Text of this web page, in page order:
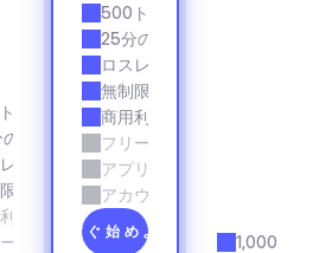
ンシーの仕事
のサポート
ラック/月
所要時間
ス品質
のダウンロード
用
ランスとエージェンシーの仕事
500トラック/月
25分の所要時間
ロスレス品質
無制限のダウンロード
商用利用
フリーランスとエージェン
アプリとサービス
アカウントマネージャーの
今すぐ始めよう
1,000ト